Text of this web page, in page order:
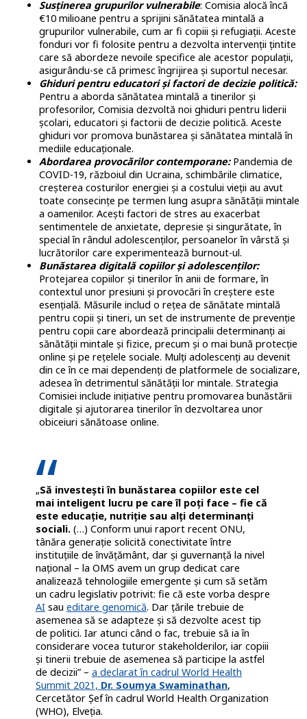
Susținerea grupurilor vulnerabile: Comisia alocă încă
€10 milioane pentru a sprijini sănătatea mintală a
grupurilor vulnerabile, cum ar fi copiii și refugiații. Aceste
fonduri vor fi folosite pentru a dezvolta intervenții țintite
care să abordeze nevoile specifice ale acestor populații,
asigurându-se că primesc îngrijirea și suportul necesar.
Ghiduri pentru educatori și factori de decizie politică:
Pentru a aborda sănătatea mintală a tinerilor și
profesorilor, Comisia dezvoltă noi ghiduri pentru liderii
școlari, educatori și factorii de decizie politică. Aceste
ghiduri vor promova bunăstarea și sănătatea mintală în
mediile educaționale.
Abordarea provocărilor contemporane: Pandemia de
COVID-19, războiul din Ucraina, schimbările climatice,
creșterea costurilor energiei și a costului vieții au avut
toate consecințe pe termen lung asupra sănătății mintale
a oamenilor. Acești factori de stres au exacerbat
sentimentele de anxietate, depresie și singurătate, în
special în rândul adolescenților, persoanelor în vârstă și
lucrătorilor care experimentează burnout-ul.
Bunăstarea digitală copiilor și adolescenților:
Protejarea copiilor și tinerilor în anii de formare, în
contextul unor presiuni și provocări în creștere este
esențială. Măsurile includ o rețea de sănătate mintală
pentru copii și tineri, un set de instrumente de prevenție
pentru copii care abordează principalii determinanți ai
sănătății mintale și fizice, precum și o mai bună protecție
online și pe rețelele sociale. Mulți adolescenți au devenit
din ce în ce mai dependenți de platformele de socializare,
adesea în detrimentul sănătății lor mintale. Strategia
Comisiei include inițiative pentru promovarea bunăstării
digitale și ajutorarea tinerilor în dezvoltarea unor
obiceiuri sănătoase online.
„Să investești în bunăstarea copiilor este cel
mai inteligent lucru pe care îl poți face – fie că
este educație, nutriție sau alți determinanți
sociali.(…) Conform unui raport recent ONU,
tânăra generație solicită conectivitate între
instituțiile de învățământ, dar și guvernanță la nivel
național – la OMS avem un grup dedicat care
analizează tehnologiile emergente și cum să setăm
un cadru legislativ potrivit: fie că este vorba despre
AIsau editare genomică. Dar țările trebuie de
asemenea să se adapteze și să dezvolte acest tip
de politici. Iar atunci când o fac, trebuie să ia în
considerare vocea tuturor stakeholderilor, iar copiii
și tinerii trebuie de asemenea să participe la astfel
de decizii” – a declarat în cadrul World Health
Summit 2021, Dr. Soumya Swaminathan,
Cercetător Șef în cadrul World Health Organization
(WHO), Elveția.